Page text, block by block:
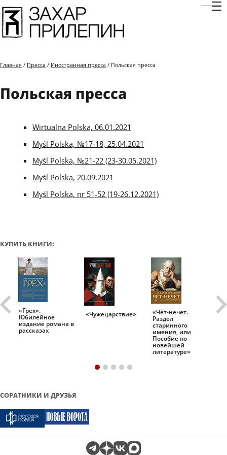
Главная / Пресса / Иностранная пресса / Польская пресса
Польская пресса
Wirtualna Polska, 06.01.2021
Myśl Polska, №17-18, 25.04.2021
Myśl Polska, №21-22 (23-30.05.2021)
Myśl Polska, 20.09.2021
Myśl Polska, nr 51-52 (19-26.12.2021)
КУПИТЬ КНИГИ:
«Грех».
Юбилейное
издание романа в
рассказах
«Чужецарствие» «Чёт-нечет.
Раздел
старинного
имения, или
Пособие по
новейшей
литературе»
СОРАТНИКИ И ДРУЗЬЯ